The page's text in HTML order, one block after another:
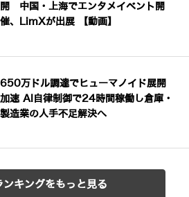
開 中国・上海でエンタメイベント開
催、LimXが出展 【動画】
650万ドル調達でヒューマノイド展開
加速 AI自律制御で24時間稼働し倉庫・
製造業の人手不足解決へ
ンキングをもっと見る